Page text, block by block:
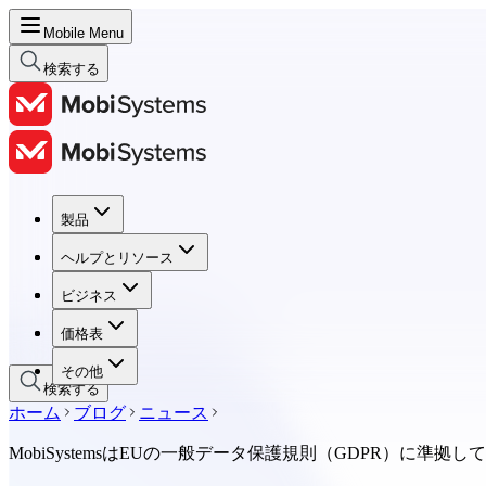
Mobile Menu
検索する
製品
ヘルプとリソース
ビジネス
価格表
その他
製品
ヘルプとリソース
ビジネス
価格表
検索する
ホーム ブログ ニュース
MobiSystemsはEUの一般データ保護規則（GDPR）に準拠し